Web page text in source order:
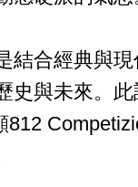
結合經典與
史與未來。